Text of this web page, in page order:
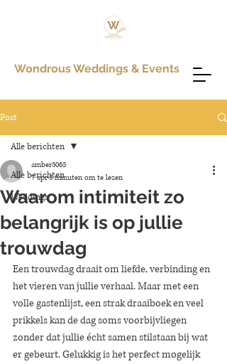
Wondrous Weddings & Events
Post
Alle berichten
Weddings
Alle berichten
Waarom intimiteit zo
belangrijk is op jullie
trouwdag
amber5065
7 apr3 minuten om te lezen
Een trouwdag draait om liefde, verbinding en
het vieren van jullie verhaal. Maar met een
volle gastenlijst, een strak draaiboek en veel
prikkels kan de dag soms voorbijvliegen
zonder dat jullie écht samen stilstaan bij wat
er gebeurt. Gelukkig is het perfect mogelijk